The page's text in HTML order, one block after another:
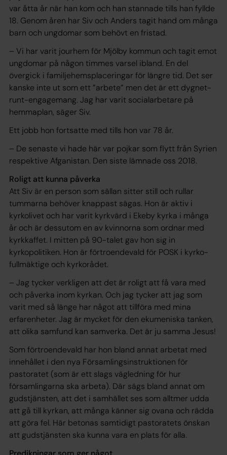
var åtta år när han kom och han stannade tills han fyllde
18. Genom åren har Siv och Anders tagit hand om många
barn och ungdomar som behövt en fristad.
– Vi har varit jourhem för Mjölby kommun och tagit emot
ungdomar på någon timmes varsel ibland. En del
övergick i familjehemsplaceringar för längre tid. Det ser
kanske inte ut som ett ”arbete” men det är ett dygnet-
runt-engagemang. Jag har varit socialarbetare på
hemmaplan, säger Siv.
Ett jobb hon fortsatte med tills hon var 78 år.
– De senaste vi hade här var pojkar som flytt från Syrien
r­espektive Afganistan. Den siste lämnade oss 2018.
Roligt att kunna påverka
Att Siv är en person som sällan sitter still och rullar
tummarna behöver knappast sägas. Hon är aktiv i
kyrkolivet och har varit kyrkvärd i Ekeby kyrka i många
år och är dessutom en av ­kvinnorna som ordnar med
kyrkkaffet. I mitten på 90-talet gav hon sig in
kyrkopolitiken. Hon är förtroendevald för POSK i kyrko­
fullmäktige och kyrkorådet.
– Jag tycker verkligen att det är roligt att få vara med
och påverka inom kyrkan. Och jag tycker att jag som
varit med så länge har något att tillföra med mina
erfarenheter. Jag är mycket för den ekumeniska tanken,
att olika samfund kan samverka. Det är ju samma Jesus!
Som förtroendevald har hon bland annat arbetat med
innehållet i den nya Församlingsinstruktionen för
pastoratet (som är ett slags vägledning för hur
församlingarna ska arbeta). Där sägs bland annat om
gudstjänsten, att det i samhället ses som alltmer udda
att gå till kyrkan, att många känner sig ovana och rädda
att göra fel. Här betonas samtidigt pastoratets önskan
att gudstjänsten ska kunna vara en plats för alla.